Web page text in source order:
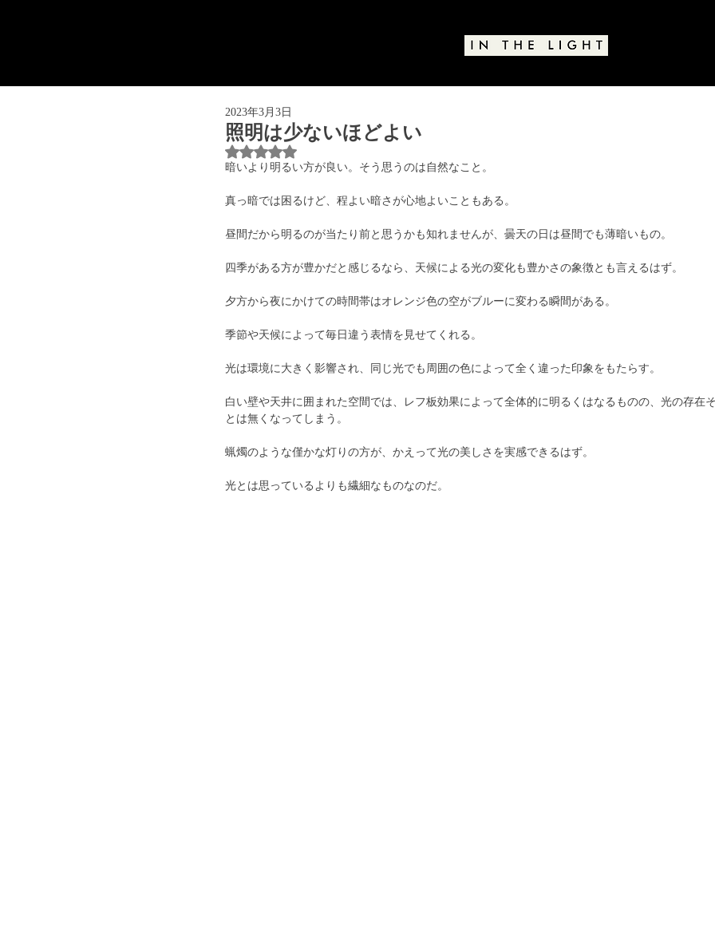
照明は少ないほどよい
2023年3月3日
5つ星のうちNaNと評価されています。
暗いより明るい方が良い。そう思うのは自然なこと。
真っ暗では困るけど、程よい暗さが心地よいこともある。
昼間だから明るのが当たり前と思うかも知れませんが、曇天の日は昼間でも薄暗いもの。
四季がある方が豊かだと感じるなら、天候による光の変化も豊かさの象徴とも言えるはず。
夕方から夜にかけての時間帯はオレンジ色の空がブルーに変わる瞬間がある。
季節や天候によって毎日違う表情を見せてくれる。
光は環境に大きく影響され、同じ光でも周囲の色によって全く違った印象をもたらす。
白い壁や天井に囲まれた空間では、レフ板効果によって全体的に明るくはなるものの、光の存在
とは無くなってしまう。
蝋燭のような僅かな灯りの方が、かえって光の美しさを実感できるはず。
光とは思っているよりも繊細なものなのだ。